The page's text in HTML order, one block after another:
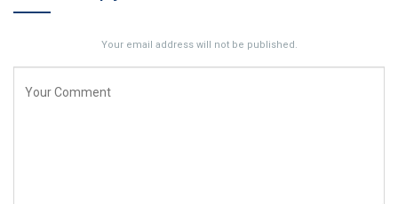
Your email address will not be published.